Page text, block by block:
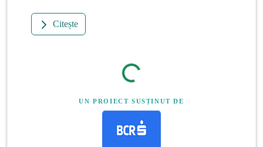
Citește
UN PROIECT SUSȚINUT DE